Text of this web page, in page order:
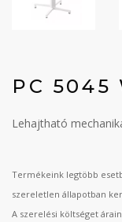
PC 5045
Lehajtható
Termékeink legtöbb
szereletlen állapotban
A szerelési költséget